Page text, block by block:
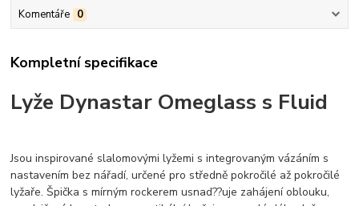
Komentáře 0
Kompletní specifikace
Lyže Dynastar Omeglass s Fluid
Jsou inspirované slalomovými lyžemi s integrovaným vázáním s
nastavením bez nářadí, určené pro středně pokročilé až pokročilé
lyžaře. Špička s mírným rockerem usnad??uje zahájení oblouku,